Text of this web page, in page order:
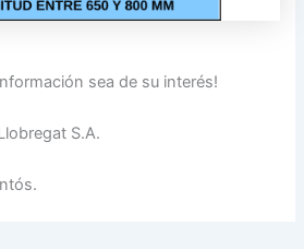
sea de su interés!
S.A.